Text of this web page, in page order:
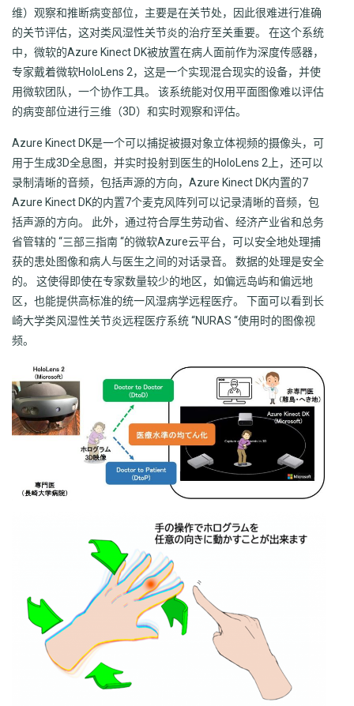
维）观察和推断病变部位，主要是在关节处，因此很难进行准确
的关节评估，这对类风湿性关节炎的治疗至关重要。 在这个系统
中，微软的Azure Kinect DK被放置在病人面前作为深度传感器，
专家戴着微软HoloLens 2，这是一个实现混合现实的设备，并使
用微软团队，一个协作工具。 该系统能对仅用平面图像难以评估
的病变部位进行三维（3D）和实时观察和评估。
Azure Kinect DK是一个可以捕捉被摄对象立体视频的摄像头，可
用于生成3D全息图，并实时投射到医生的HoloLens 2上，还可以
录制清晰的音频，包括声源的方向，Azure Kinect DK内置的7
Azure Kinect DK的内置7个麦克风阵列可以记录清晰的音频，包
括声源的方向。 此外，通过符合厚生劳动省、经济产业省和总务
省管辖的 “三部三指南 “的微软Azure云平台，可以安全地处理捕
获的患处图像和病人与医生之间的对话录音。 数据的处理是安全
的。 这使得即使在专家数量较少的地区，如偏远岛屿和偏远地
区，也能提供高标准的统一风湿病学远程医疗。 下面可以看到长
崎大学类风湿性关节炎远程医疗系统 “NURAS “使用时的图像视
频。